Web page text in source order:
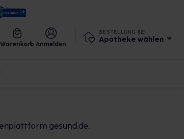
Warenkorb Anmelden
BESTELLUNG BEI
Apotheke wählen
gesund.de.